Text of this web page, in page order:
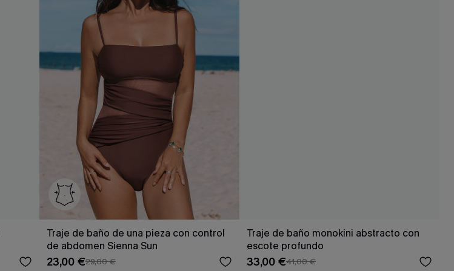
Traje de baño de una pieza con control
de abdomen Sienna Sun
23,00 €29,00 €
Traje de baño monokini abstracto con
escote profundo
33,00 €41,00 €